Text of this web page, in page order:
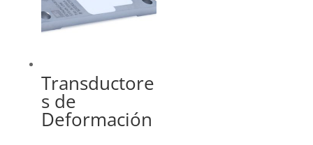
Transductore
s de
Deformación